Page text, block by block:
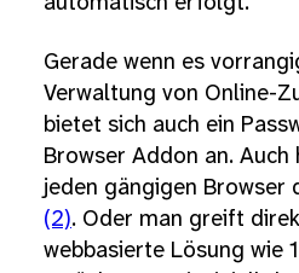
Gerade wenn es
Verwaltung von Online-
bietet sich auch ein
Browser Addon an.
jeden gängigen Browser
(2). Oder man greift
webbasierte Lösung wie